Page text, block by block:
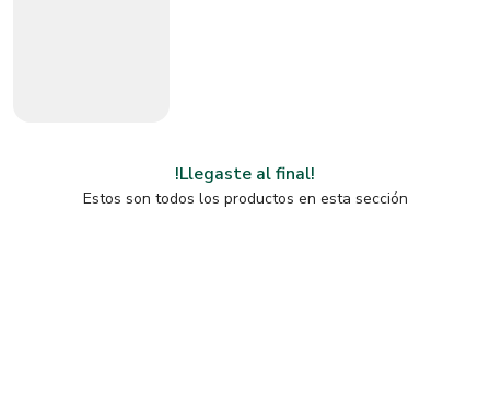
!Llegaste al final!
Estos son todos los productos en esta sección